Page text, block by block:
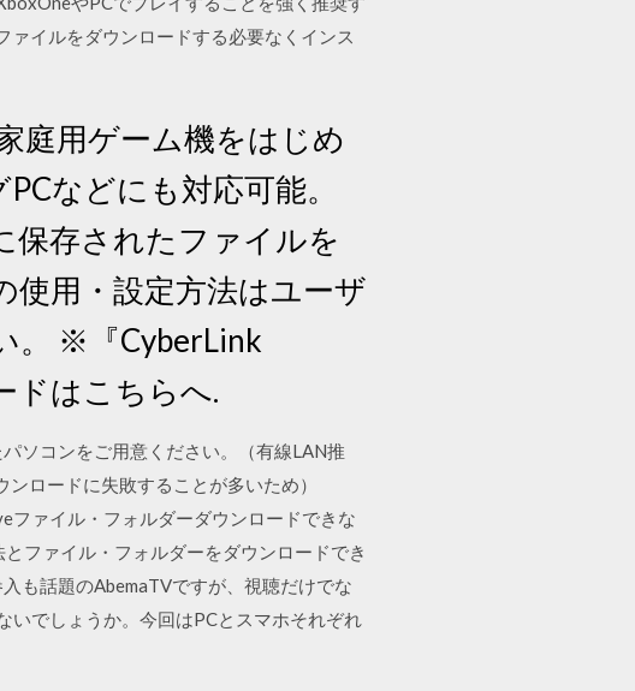
ァイルをダウンロードする必要なくインス
庭用ゲーム機をはじめ
などにも対応可能。
保存されたファイルを
使用・設定方法はユーザ
。 ※『CyberLink
ドはこちらへ.
ソコンをご用意ください。（有線LAN推
ロードに失敗することが多いため）
ァイル・フォルダーダウンロードできな
ファイル・フォルダーをダウンロードでき
も話題のAbemaTVですが、視聴だけでな
いでしょうか。今回はPCとスマホそれぞれ